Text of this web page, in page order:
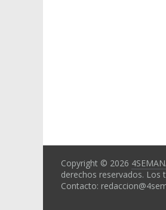
Copyright © 2026
derechos reservados. Los
Contacto: